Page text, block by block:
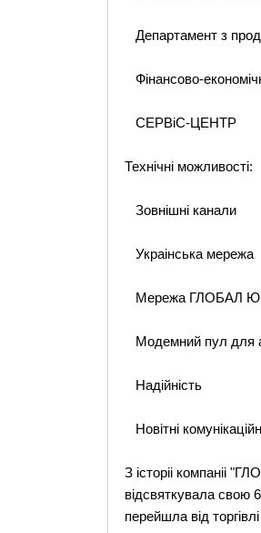
Департамент з
Фінансово-
СЕРВіС-ЦЕНТР
Технічні можливості:
Зовнішні канали
Украінська мережа
Мережа ГЛОБАЛ
Модемний пул для
Надійність
Новітні
З історіі компаніі
відсвяткувала свою
перейшла від